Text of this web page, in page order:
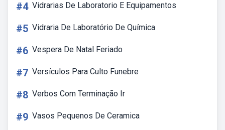
#4 Vidrarias De Laboratorio E Equipamentos
#5 Vidraria De Laboratório De Química
#6 Vespera De Natal Feriado
#7 Versículos Para Culto Funebre
#8 Verbos Com Terminação Ir
#9 Vasos Pequenos De Ceramica